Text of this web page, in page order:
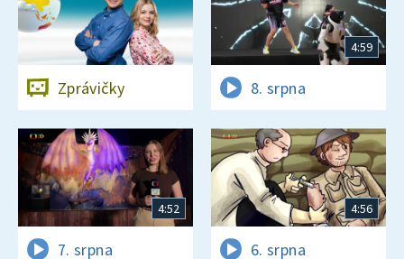
Zprávičky
4:59
8. srpna
4:52
7. srpna
4:56
6. srpna